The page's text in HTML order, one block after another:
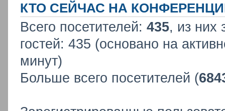
КТО СЕЙЧАС НА
Всего посетителей: 435, из них
гостей: 435 (основано на
минут)
Больше всего посетителей (